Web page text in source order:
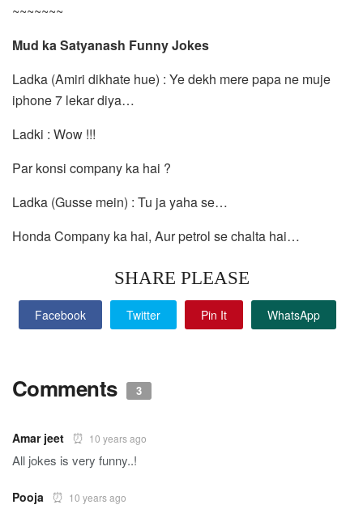
~~~~~~~
Mud ka Satyanash Funny Jokes
Ladka (Amiri dikhate hue) : Ye dekh mere papa ne muje
iphone 7 lekar diya…
Ladki : Wow !!!
Par konsi company ka hai ?
Ladka (Gusse mein) : Tu ja yaha se…
Honda Company ka hai, Aur petrol se chalta hai…
SHARE PLEASE
Facebook Twitter Pin It WhatsApp
Comments 3
Amar jeet 10 years ago
All jokes is very funny..!
Pooja 10 years ago